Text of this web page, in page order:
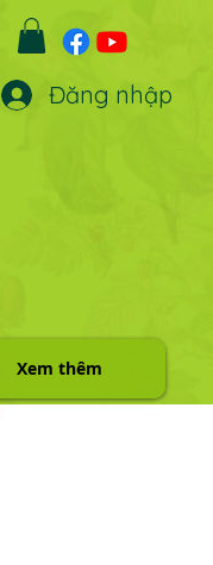
Đăng nhập
Xem thêm